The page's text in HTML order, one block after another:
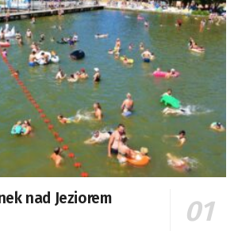
nad Jeziorem